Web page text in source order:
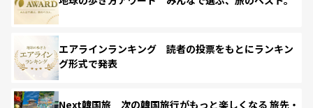
エアラインランキング 読者の投票をもとにランキン
グ形式で発表
Next韓国旅 次の韓国旅行がもっと楽しくなる 旅先・